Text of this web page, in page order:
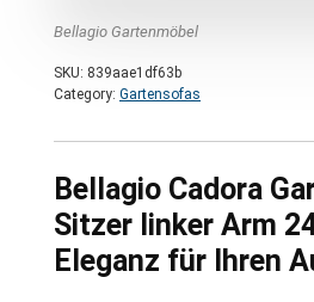
Bellagio Gartenmöbel
SKU: 839aae1df63b
Category: Gartensofas
Bellagio Cadora
Sitzer linker Arm
Eleganz für Ihren